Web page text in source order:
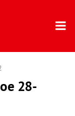
28-